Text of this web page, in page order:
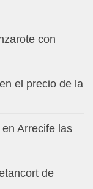
con
el precio de la
Arrecife las
de